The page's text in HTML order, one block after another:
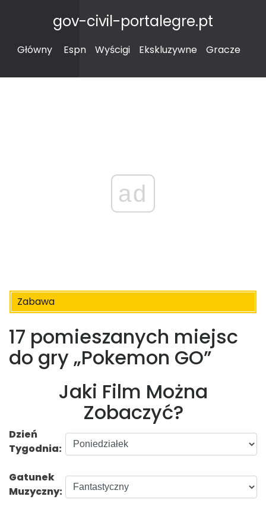
gov-civil-portalegre.pt
Główny Espn Wyścigi Ekskluzywne Gracze
ad
Zabawa
17 pomieszanych miejsc
do gry „Pokemon GO”
Jaki Film Można
Zobaczyć?
Dzień
Tygodnia:
Gatunek
Muzyczny: